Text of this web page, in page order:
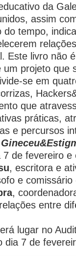
da
assim
tempo,
Este livro não
projeto que
se em
que
práticas,
e percursos
de fevereiro e
, escritora e
e comissário
,
entre
lugar no
dia 7 de